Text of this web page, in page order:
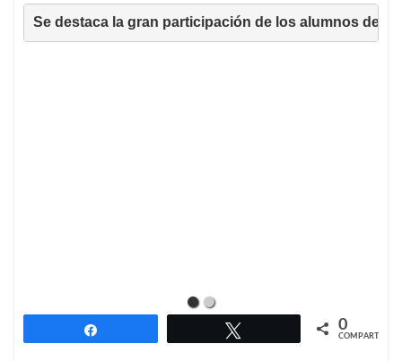
Se destaca la gran participación de los alumnos de 2
0
COMPARTIR